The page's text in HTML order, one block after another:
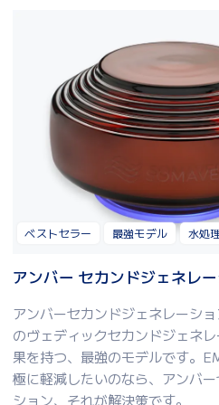
ベストセラー 最強モデル 水処
アンバー セカンドジェネレ
アンバーセカンドジェネレーショ
のヴェディックセカンドジェネ
果を持つ、 最強のモデルです。
極に軽減したいのなら、アンバ
ション、それが解決策です。